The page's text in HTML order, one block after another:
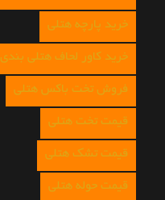
خرید پارچه هتلی
خرید کاور لحاف هتلی بندی
فروش تخت باکس هتلی
قیمت تخت هتلی
قیمت تشک هتلی
قیمت حوله هتلی